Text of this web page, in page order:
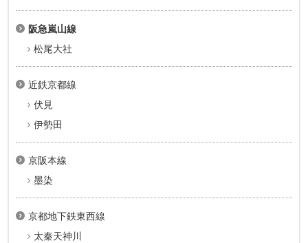
阪急嵐山線
松尾大社
近鉄京都線
伏見
伊勢田
京阪本線
墨染
京都地下鉄東西線
太秦天神川